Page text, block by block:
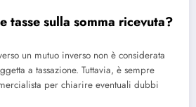
tasse sulla somma ricevuta?
un mutuo inverso non è considerata
a tassazione. Tuttavia, è sempre
per chiarire eventuali dubbi